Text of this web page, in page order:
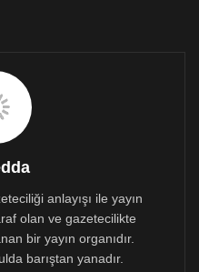
anlaşmaya varılan
yeniden
için elinden gelen her
Christou
Antoni Antoniou ve
töreninde konuştu.
anlayışı ile yayın
olan ve gazetecilikte
bir yayın organıdır.
barıştan yanadır.